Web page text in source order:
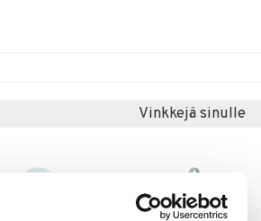
Vinkkejä sinulle